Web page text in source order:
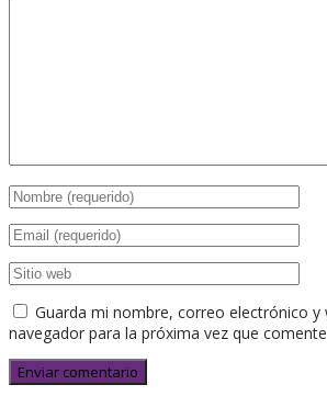
Guarda mi nombre, correo electrónico y
navegador para la próxima vez que